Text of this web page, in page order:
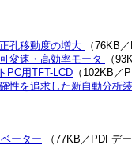
孔移動度の増大
（76KB
変速・高効率モータ
（
PC用TFT-LCD （102KB／
性を追求した新自動分析
ーター （77KB／PDFデ